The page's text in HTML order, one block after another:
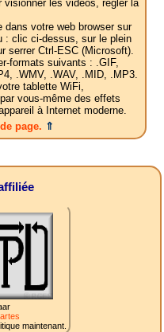
visionner les vidéos, régler la
dans votre web browser sur
: clic ci-dessus, sur le plein
serrer Ctrl-ESC (Microsoft).
formats suivants : .GIF,
.WMV, .WAV, .MID, .MP3.
tablette WiFi,
vous-même des effets
à Internet moderne.
page. ⇑
maintenant.